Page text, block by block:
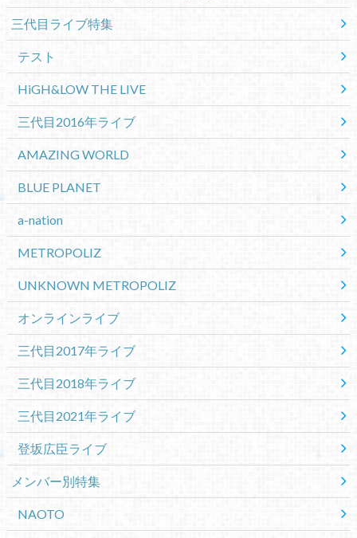
三代目ライブ特集
テスト
HiGH&LOW THE LIVE
三代目2016年ライブ
AMAZING WORLD
BLUE PLANET
a-nation
METROPOLIZ
UNKNOWN METROPOLIZ
オンラインライブ
三代目2017年ライブ
三代目2018年ライブ
三代目2021年ライブ
登坂広臣ライブ
メンバー別特集
NAOTO